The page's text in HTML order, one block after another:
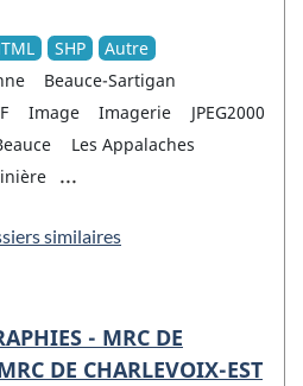
SHP Autre
Beauce-Sartigan
Image Imagerie
JPEG2000
Les Appalaches
...
similaires
- MRC DE
DE CHARLEVOIX-EST